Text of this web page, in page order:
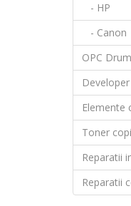
- HP
- Canon
OPC Drum
Developer
Elemente
Toner
Reparatii
Reparatii